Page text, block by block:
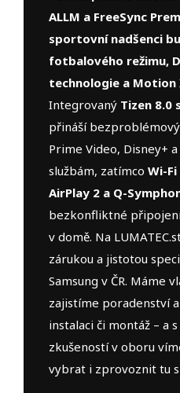
ALLM a FreeSync
sportovní nadšenci
fotbalového režimu,
technologie a Motion
Integrovaný Tizen 8.0
přináší
Prime Video, Disney+
službám, zatímco Wi-
AirPlay 2 a Q-
bezkonfliktné
v domě. Na
zárukou a jistotou
Samsung v ČR. Máme
zajistíme poradenství
instalaci či montáž – a
zkušeností v oboru
vybrat i zprovoznit tu